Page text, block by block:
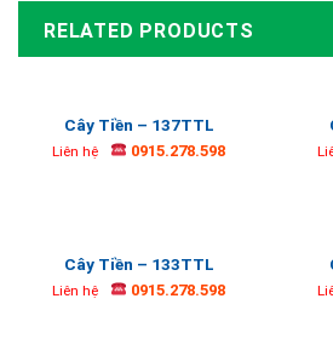
RELATED PRODUCTS
Cây Tiền – 137TTL
Liên hệ 0915.278.598
Cây Tiền – 133TTL
Liên hệ 0915.278.598